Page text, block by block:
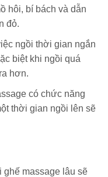
hôi, bí bách và dẫn
đỏ.
ngồi thời gian ngắn
biệt khi ngồi quá
hơn.
có chức năng
thời gian ngồi lên sẽ
massage lâu sẽ